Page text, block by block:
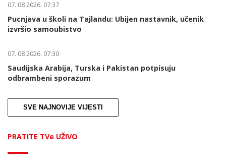
07. 08 2026. 07:37
Pucnjava u školi na Tajlandu: Ubijen nastavnik, učenik
izvršio samoubistvo
07. 08 2026. 07:30
Saudijska Arabija, Turska i Pakistan potpisuju
odbrambeni sporazum
SVE NAJNOVIJE VIJESTI
PRATITE TVe UŽIVO